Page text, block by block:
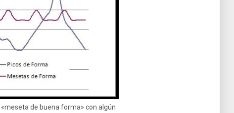
de buena forma» con algún